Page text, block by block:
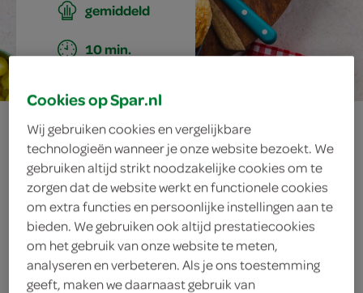
gemiddeld
10 min.
beierse
kaasspread
(obazda)
ingrediënten
Cookies op Spar.nl
Wij gebruiken cookies en vergelijkbare
technologieën wanneer je onze website bezoekt. We
gebruiken altijd strikt noodzakelijke cookies om te
zorgen dat de website werkt en functionele cookies
om extra functies en persoonlijke instellingen aan te
bieden. We gebruiken ook altijd prestatiecookies
om het gebruik van onze website te meten,
analyseren en verbeteren. Als je ons toestemming
geeft, maken we daarnaast gebruik van